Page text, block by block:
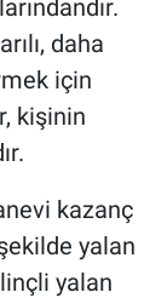
daha
için
kişinin
kazanç
yalan
yalan